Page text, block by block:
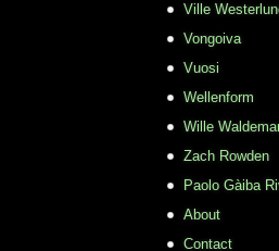
Ville
Vongoiva
Vuosi
Wellenform
Wille
Zach Rowden
​Paolo Gàiba
About
Contact